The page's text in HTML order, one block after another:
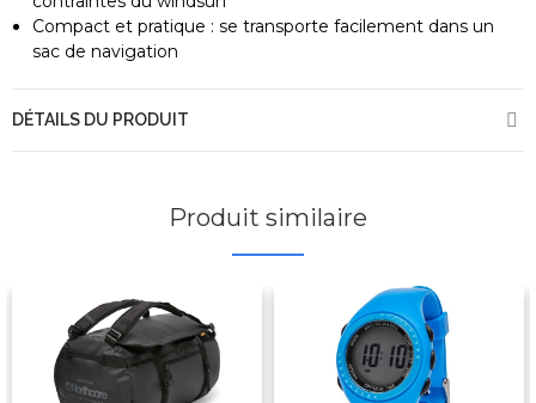
Compact et pratique : se transporte facilement dans un
sac de navigation
DÉTAILS DU PRODUIT
Produit similaire